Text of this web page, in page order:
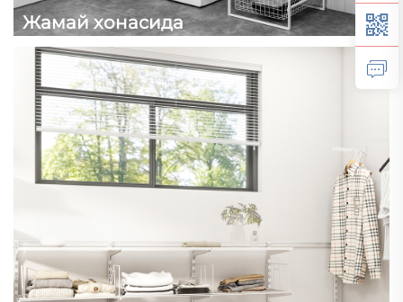
Жамай хонасида